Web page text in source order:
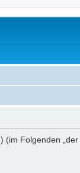
(im Folgenden